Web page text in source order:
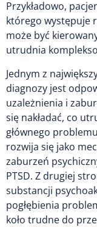
Przykładowo,
którego występuje
może być
utrudnia
Jednym z
diagnozy jest
uzależnienia i
się nakładać, co
głównego
rozwija się jako
zaburzeń
PTSD. Z drugiej
substancji
pogłębienia
koło trudne do